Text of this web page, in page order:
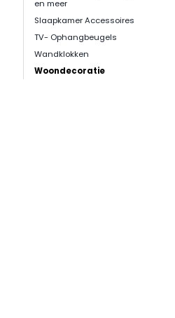
en meer
Slaapkamer Accessoires
TV- Ophangbeugels
Wandklokken
Woondecoratie